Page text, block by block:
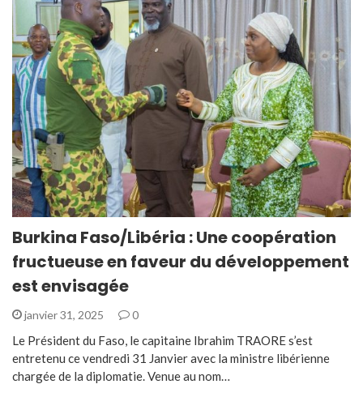
Burkina Faso/Libéria : Une coopération
fructueuse en faveur du développement
est envisagée
janvier 31, 2025 0
Le Président du Faso, le capitaine Ibrahim TRAORE s’est
entretenu ce vendredi 31 Janvier avec la ministre libérienne
chargée de la diplomatie. Venue au nom…